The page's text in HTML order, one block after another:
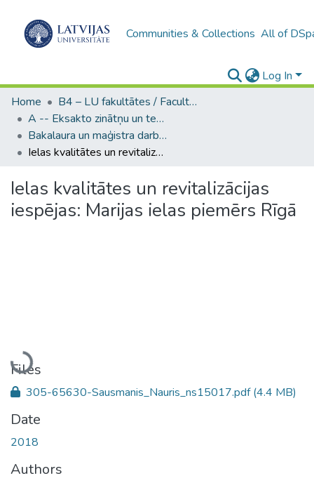
Communities & Collections All of
Log In
Home
B4 – LU fakultātes / Faculties of the UL
A -- Eksakto zinātņu un tehnoloģiju fakultāte / Faculty of Science and Technology
Bakalaura un maģistra darbi (EZTF) / Bachelor's and Master's theses
Ielas kvalitātes un revitalizācijas iespējas: Marijas ielas piemērs Rīgā
Ielas kvalitātes un revitalizācijas
iespējas: Marijas ielas piemērs Rīgā
Loading...
Files
305-65630-Sausmanis_Nauris_ns15017.pdf(4.4 MB)
Date
2018
Authors